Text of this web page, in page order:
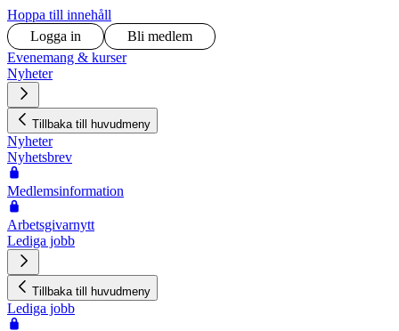
Hoppa till innehåll
Logga in
Bli medlem
Evenemang & kurser
Nyheter
Tillbaka till huvudmeny
Nyheter
Nyhetsbrev
Medlemsinformation
Arbetsgivarnytt
Lediga jobb
Tillbaka till huvudmeny
Lediga jobb